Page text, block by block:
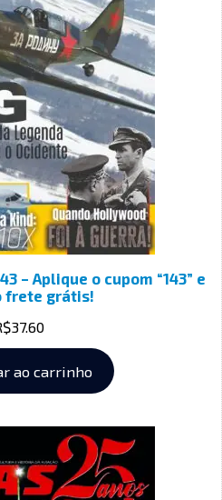
– Aplique o cupom “143” e
frete grátis!
37.60
ao carrinho